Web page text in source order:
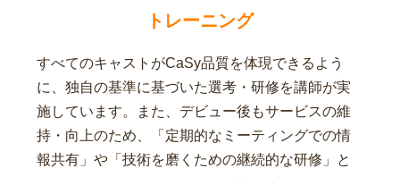
トレーニング
すべてのキャストがCaSy品質を体現できるよう
に、独自の基準に基づいた選考・研修を講師が実
施しています。また、デビュー後もサービスの維
持・向上のため、「定期的なミーティングでの情
報共有」や「技術を磨くための継続的な研修」と